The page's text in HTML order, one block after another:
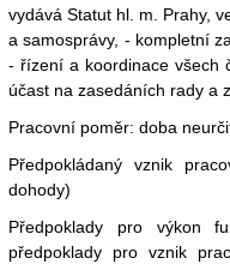
vydává Statut hl. m. Prahy,
a samosprávy, - kompletní
- řízení a koordinace všech
účast na zasedáních rady a
Pracovní poměr: doba
Předpokládaný vznik
dohody)
Předpoklady pro výkon
předpoklady pro vznik